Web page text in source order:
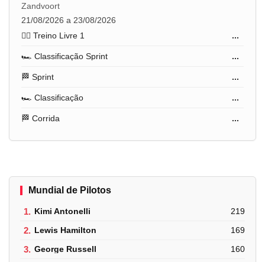
Zandvoort
21/08/2026 a 23/08/2026
🏋️‍♂️ Treino Livre 1
...
🏎️ Classificação Sprint ...
🏁 Sprint ...
🏎️ Classificação ...
🏁 Corrida ...
Mundial de Pilotos
1. Kimi Antonelli 219
2. Lewis Hamilton 169
3. George Russell 160